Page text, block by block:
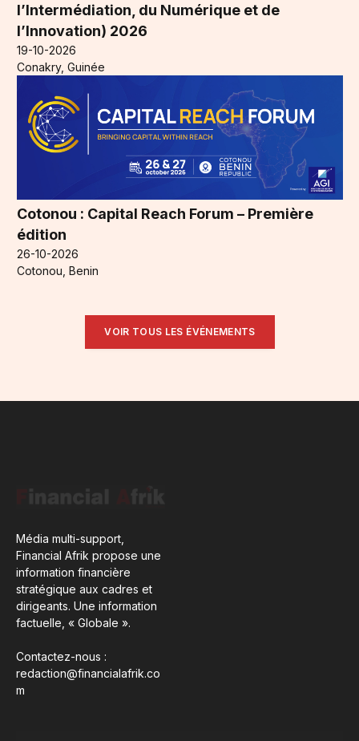
l’Intermédiation, du Numérique et de
l’Innovation) 2026
19-10-2026
Conakry, Guinée
Cotonou : Capital Reach Forum – Première
édition
26-10-2026
Cotonou, Benin
VOIR TOUS LES ÉVÉNEMENTS
Média multi-support,
Financial Afrik propose une
information financière
stratégique aux cadres et
dirigeants. Une information
factuelle, « Globale ».
Contactez-nous :
redaction@financialafrik.co
m